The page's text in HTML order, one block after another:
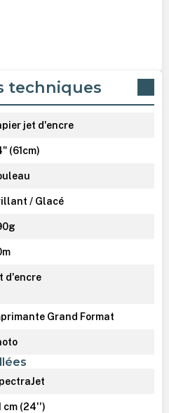
techniques
jet d'encre
(61cm)
/ Glacé
d'encre
Grand Format
cm (24'')